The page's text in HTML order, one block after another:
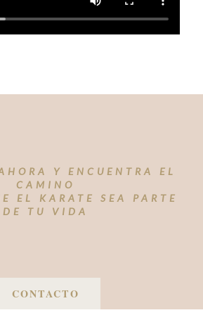
Y ENCUENTRA EL
CAMINO
EL KARATE SEA PARTE
DE TU VIDA
CONTACTO